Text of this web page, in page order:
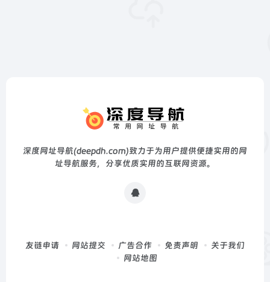
深度网址导航(deepdh.com)致力于为用户提供便捷实用的网
址导航服务，分享优质实用的互联网资源。
友链申请 网站提交 广告合作 免责声明
关于我们
网站地图